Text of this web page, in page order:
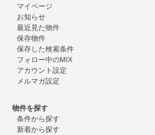
マイページ
お知らせ
最近見た物件
保存物件
保存した検索条件
フォロー中のMIX
アカウント設定
メルマガ設定
物件を探す
条件から探す
新着から探す